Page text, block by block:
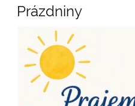
News
Prázdniny